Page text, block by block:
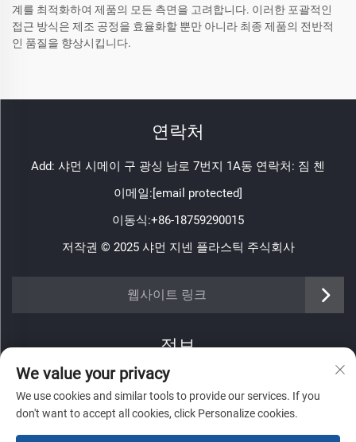
계를 최적화하여 제품의 모든 측면을 고려합니다. 이러한 포괄적인
접근 방식은 제조 공정을 효율화할 뿐만 아니라 최종 제품의 전반적
인 품질을 향상시킵니다.
연락처
Add: 샤먼 시메이 구 광싱 남로 7번지 1A동 연락처: 짐 첸
이메일:[email protected]
이동식:+86-18759290015
저작권 © 2025 샤먼 지넨 플라스틱 주식회사
웹사이트 링크
https://www.jinenplastic.com/service
https://www.jinenplastic.com/news
정보
주간 뉴스레터를 받으려면 가입하세요
We value your privacy
We use cookies and similar tools to provide our services. If you
don't want to accept all cookies, click Personalize cookies.